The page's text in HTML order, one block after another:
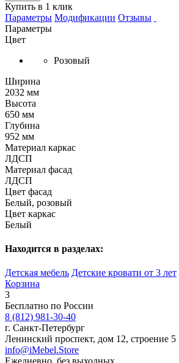
Купить в 1 клик
Параметры Модификации Отзывы
Параметры
Цвет
Розовый
Ширина
2032 мм
Высота
650 мм
Глубина
952 мм
Материал каркас
ЛДСП
Материал фасад
ЛДСП
Цвет фасад
Белый, розовый
Цвет каркас
Белый
Находится в разделах:
Детская мебель Детские кровати от 3 лет
Корзина
3
Бесплатно по России
8 (812) 981-30-40
г. Санкт-Петербург
Ленинский проспект, дом 12, строение 5
info@iMebel.Store